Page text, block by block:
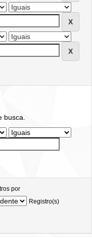
busca.
por
Registro(s)